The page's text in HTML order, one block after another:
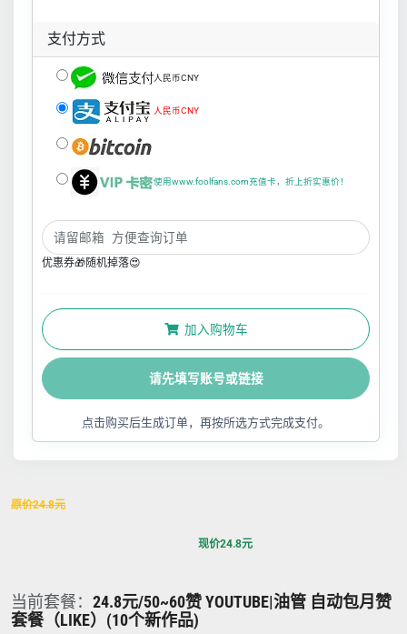
支付方式
人民币CNY
人民币CNY
使用www.foolfans.com充值卡，折上折实惠价！
优惠券🎁随机掉落😍
加入购物车
请先填写账号或链接
点击购买后生成订单，再按所选方式完成支付。
原价24.8元
现价24.8元
当前套餐： 24.8元/50~60赞 YOUTUBE|油管 自动包月赞
套餐（LIKE）(10个新作品)